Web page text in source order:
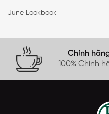
June Lookbook
Chính hãng
100% Chính